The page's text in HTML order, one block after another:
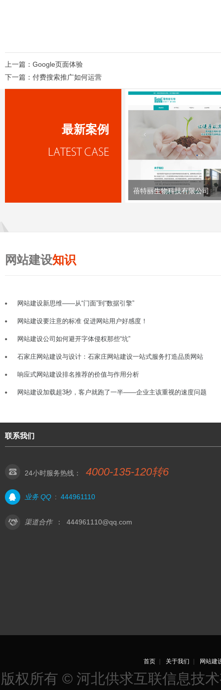
上一篇： Google页面体验
下一篇： 付费搜索推广如何运营
最新案例
蓓特丽生物科技有限公司
网站建设知识
网站建设新思维——从“门面”到“数据引擎”
网站建设要注意的标准 促进网站用户好感度！
网站建设公司如何避开字体侵权那些“坑”
石家庄网站建设与设计：石家庄网站建设一站式服务打造品质网站
响应式网站建设排名推荐的价值与作用分析
网站建设加载超3秒，客户就跑了一半——企业主该重视的速度问题
联系我们
24小时服务热线： 4000-135-120转6
业务 QQ : 444961110
渠道合作 ： 444961110@qq.com
首页｜ 关于我们 网站建
版权所有 © 河北供求互联信息技